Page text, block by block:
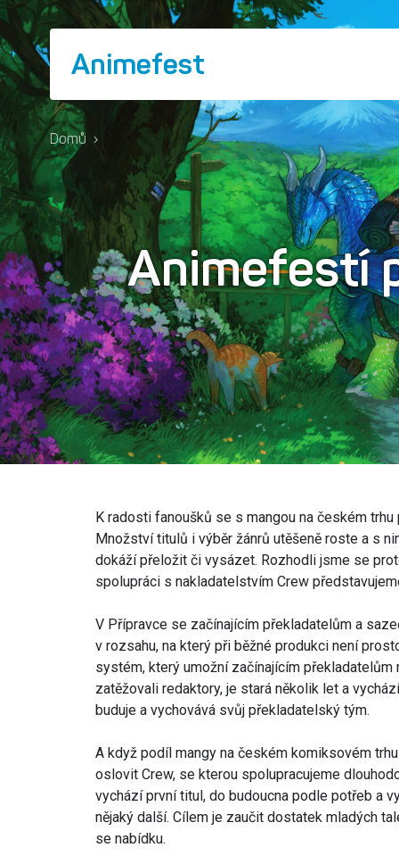
Animefest
Domů ›
Animefestí
K radosti fanoušků se s mangou na českém
Množství titulů i výběr žánrů utěšeně roste a s
dokáží přeložit či vysázet. Rozhodli jsme se
spolupráci s nakladatelstvím Crew
V Přípravce se začínajícím překladatelům a
v rozsahu, na který při běžné produkci není
systém, který umožní začínajícím
zatěžovali redaktory, je stará několik let a
buduje a vychovává svůj překladatelský tým.
A když podíl mangy na českém komiksovém
oslovit Crew, se kterou spolupracujeme
vychází první titul, do budoucna podle potřeb a
nějaký další. Cílem je zaučit dostatek mladých
se nabídku.